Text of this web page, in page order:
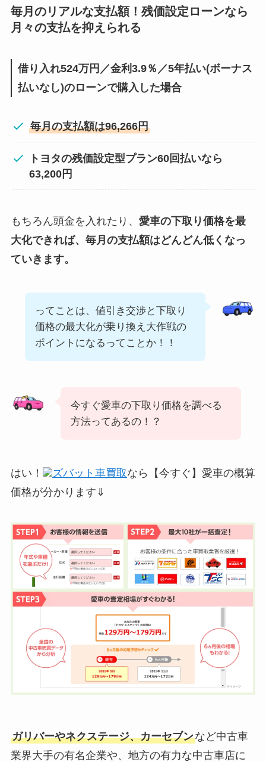
毎月のリアルな支払額！残価設定ローンなら
月々の支払を抑えられる
借り入れ524万円／金利3.9％／5年払い(ボーナス
払いなし)のローンで購入した場合
毎月の支払額は96,266円
トヨタの残価設定型プラン60回払いなら
63,200円
もちろん頭金を入れたり、 愛車の下取り価格を最
大化できれば、毎月の支払額はどんどん低くなっ
ていきます。
ってことは、値引き交渉と下取り
価格の最大化が乗り換え大作戦の
ポイントになるってことか！！
今すぐ愛車の下取り価格を調べる
方法ってあるの！？
はい！ ズバット車買取なら【今すぐ】愛車の概算
価格が分かります⇓
ガリバーやネクステージ、カーセブンなど中古車
業界大手の有名企業や、地方の有力な中古車店に